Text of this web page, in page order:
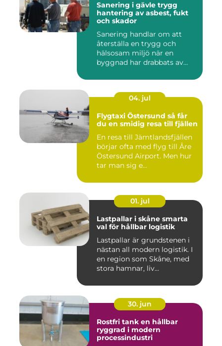
Sanering i gävle trygg
hantering av asbest, fukt
och skador
Sanering handlar om att
återställa en trygg och
hälsosam miljö när en
byggnad har drabbats av
04. jul
Flygtaxi Östersund så får
du en smidig resa till fjällen
En resa till Jämtlandsfjällen
börjar ofta med flyg till Åre
Östersund Airport. Men hur
tar man sig e...
01. jul
Lastpallar i skåne smarta
val för hållbar logistik
Lastpallar är grundstenen i
nästan all modern logistik. I
en region som Skåne, med
stora hamnar, liv...
30. jun
Rostfri tank en hållbar
ryggrad i modern
processindustri